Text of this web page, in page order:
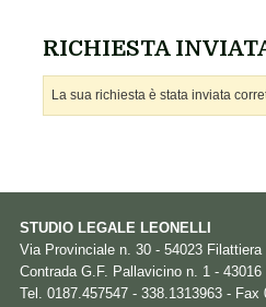
RICHIESTA
La sua richiesta è stata inviata
STUDIO LEGALE LEONELLI
Via Provinciale n. 30 - 54023 Filattiera
Contrada G.F. Pallavicino n. 1 -
Tel. 0187.457547 - 338.1313963 - Fax